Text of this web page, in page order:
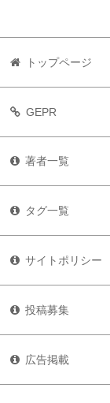
トップページ
GEPR
著者一覧
タグ一覧
サイトポリシー
投稿募集
広告掲載